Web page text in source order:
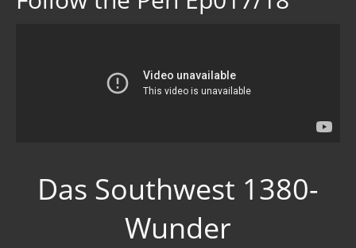
Das Southwest 1380-
Wunder